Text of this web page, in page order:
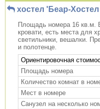
ХотелРум
хостел 'Беар-
Площадь номера 16 кв.м.
кровати, есть места для
светильники, вешалки.
и полотенце.
Ориентировочная
Площадь номера
Количество комнат в
Мест в номере
Санузел на несколько